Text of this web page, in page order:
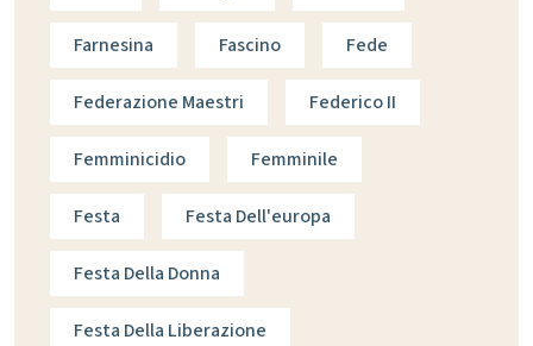
Farnesina Fascino Fede
Federazione Maestri Federico II
Femminicidio Femminile
Festa Festa Dell'europa
Festa Della Donna
Festa Della Liberazione